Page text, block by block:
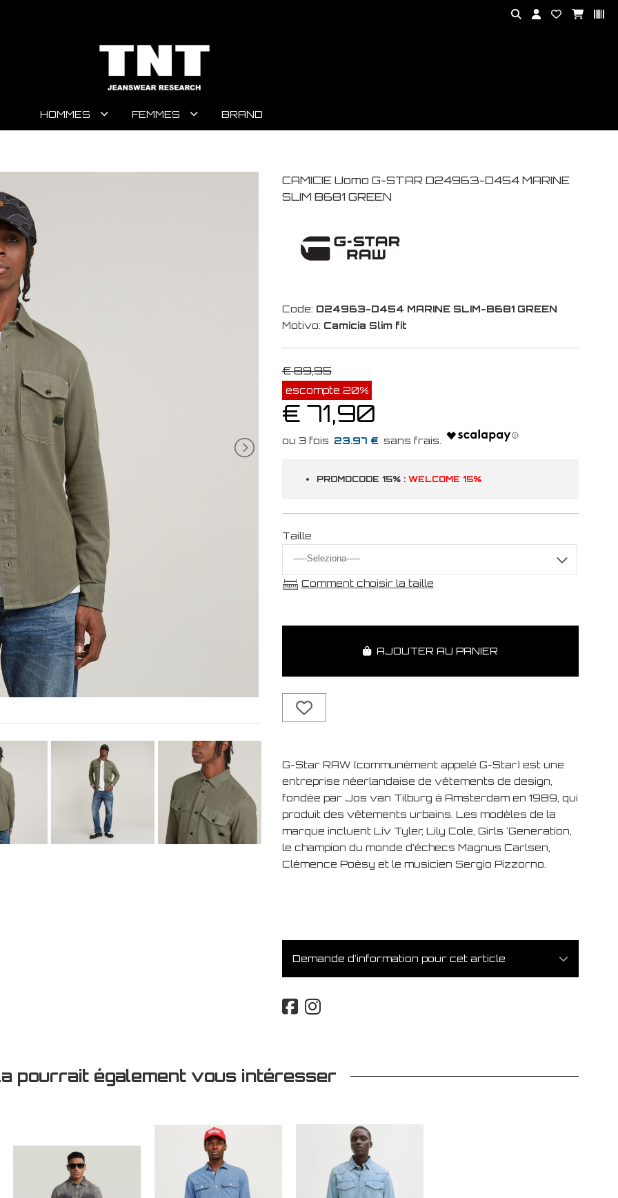
HOMMES FEMMES BRAND
CAMICIE Uomo G-STAR D24963-D454 MARINE
SLIM B681 GREEN
Code: D24963-D454 MARINE SLIM-B681 GREEN
Motivo: Camicia Slim fit
€ 89,95
escompte 20%
€ 71,90
23.97 €
PROMOCODE 15% : WELCOME 15%
Taille
Comment choisir la taille
AJOUTER AU PANIER
G-Star RAW (communément appelé G-Star) est une
entreprise néerlandaise de vêtements de design,
fondée par Jos van Tilburg à Amsterdam en 1989, qui
produit des vêtements urbains. Les modèles de la
marque incluent Liv Tyler, Lily Cole, Girls 'Generation,
le champion du monde d'échecs Magnus Carlsen,
Clémence Poésy et le musicien Sergio Pizzorno.
Demande d'information pour cet article
pourrait également vous intéresser